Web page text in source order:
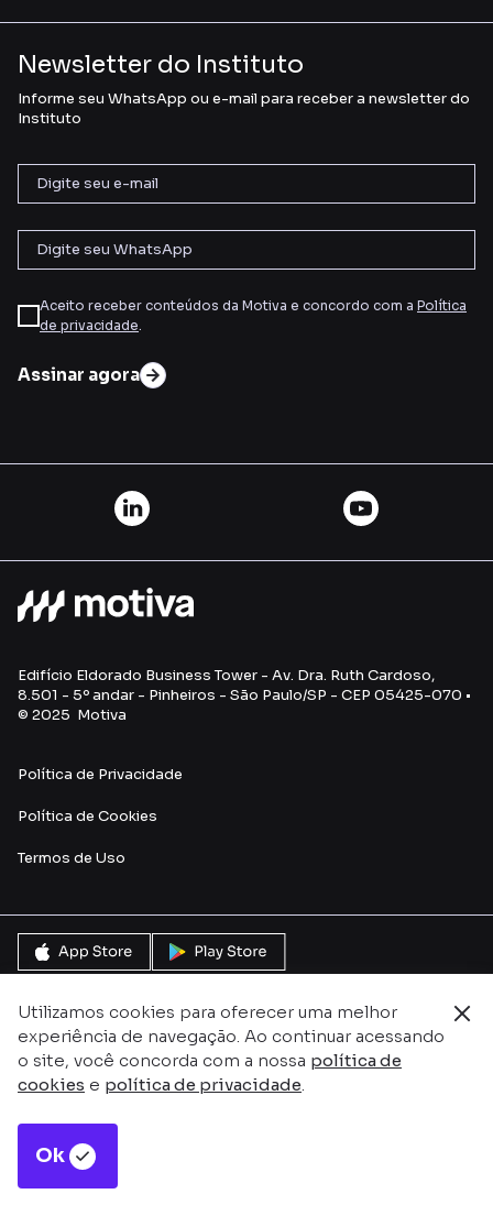
Utilizamos cookies para oferecer uma melhor
experiência de navegação. Ao continuar acessando
o site, você concorda com a nossa política de
cookies e política de privacidade.
Ok
Newsletter do Instituto
Informe seu WhatsApp ou e-mail para receber a newsletter do
Instituto
Aceito receber conteúdos da Motiva e concordo com a Política
de privacidade
Assinar agora
Edifício Eldorado Business Tower - Av. Dra. Ruth Cardoso,
8.501 - 5º andar - Pinheiros - São Paulo/SP - CEP 05425-070 •
© 2025 Motiva
Política de Privacidade
Política de Cookies
Termos de Uso
Este site é protegido pelo reCAPTCHA e pela
Privacidadee